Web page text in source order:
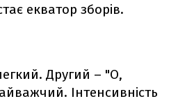
екватор зборів.
Другий – "О,
Інтенсивність